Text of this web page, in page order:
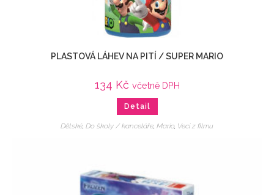
PLASTOVÁ LÁHEV NA PITÍ / SUPER MARIO
134 Kč včetně DPH
Detail
Dětské, Do školy / kanceláře, Mario, Veci z filmu